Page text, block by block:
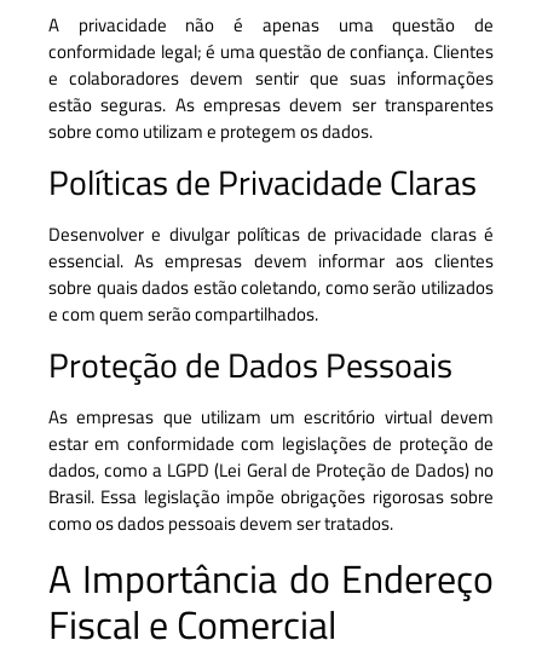
A privacidade não é apenas uma questão de
conformidade legal; é uma questão de confiança. Clientes
e colaboradores devem sentir que suas informações
estão seguras. As empresas devem ser transparentes
sobre como utilizam e protegem os dados.
Políticas de Privacidade Claras
Desenvolver e divulgar políticas de privacidade claras é
essencial. As empresas devem informar aos clientes
sobre quais dados estão coletando, como serão utilizados
e com quem serão compartilhados.
Proteção de Dados Pessoais
As empresas que utilizam um escritório virtual devem
estar em conformidade com legislações de proteção de
dados, como a LGPD (Lei Geral de Proteção de Dados) no
Brasil. Essa legislação impõe obrigações rigorosas sobre
como os dados pessoais devem ser tratados.
A Importância do Endereço
Fiscal e Comercial